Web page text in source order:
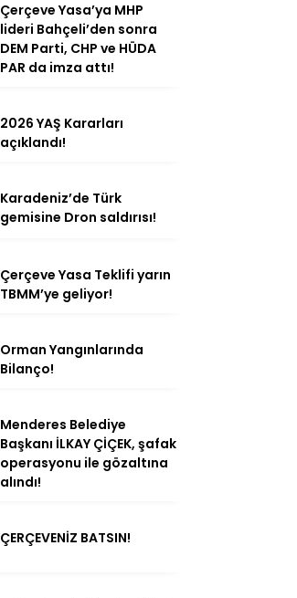
Çerçeve Yasa’ya MHP
lideri Bahçeli’den sonra
DEM Parti, CHP ve HÜDA
PAR da imza attı!
2026 YAŞ Kararları
açıklandı!
Karadeniz’de Türk
gemisine Dron saldırısı!
Çerçeve Yasa Teklifi yarın
TBMM’ye geliyor!
Orman Yangınlarında
Bilanço!
Menderes Belediye
Başkanı İLKAY ÇİÇEK, şafak
operasyonu ile gözaltına
alındı!
ÇERÇEVENİZ BATSIN!